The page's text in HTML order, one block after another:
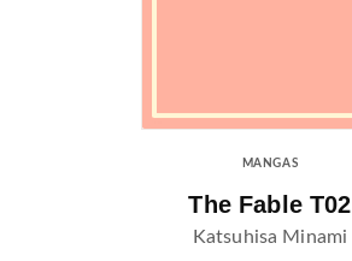
MANGAS
The Fable T02
Katsuhisa Minami